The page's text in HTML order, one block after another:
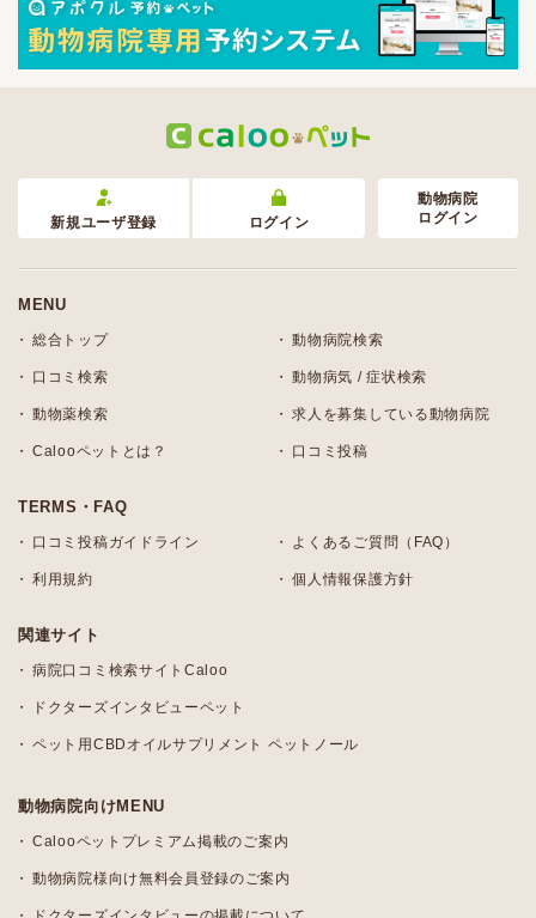
新規ユーザ登録 ログイン
動物病院
ログイン
MENU
総合トップ 動物病院検索
口コミ検索 動物病気 / 症状検索
動物薬検索 求人を募集している動物病院
Calooペットとは？ 口コミ投稿
TERMS・FAQ
口コミ投稿ガイドライン よくあるご質問（FAQ）
利用規約 個人情報保護方針
関連サイト
病院口コミ検索サイトCaloo
ドクターズインタビューペット
ペット用CBDオイルサプリメント ペットノール
動物病院向けMENU
Calooペットプレミアム掲載のご案内
動物病院様向け無料会員登録のご案内